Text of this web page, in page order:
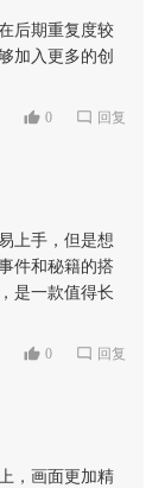
后期重复度较
加入更多的创
0 回复
上手，但是想
件和秘籍的搭
是一款值得长
0 回复
，画面更加精